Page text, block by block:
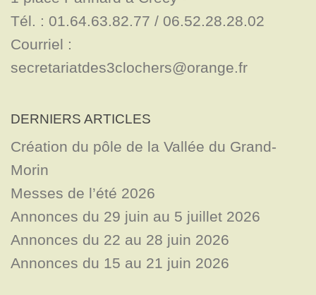
Tél. : 01.64.63.82.77 / 06.52.28.28.02
Courriel :
secretariatdes3clochers@orange.fr
DERNIERS ARTICLES
Création du pôle de la Vallée du Grand-
Morin
Messes de l’été 2026
Annonces du 29 juin au 5 juillet 2026
Annonces du 22 au 28 juin 2026
Annonces du 15 au 21 juin 2026